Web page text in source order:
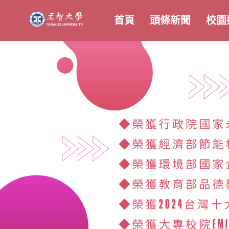
首頁 頭條新聞 校